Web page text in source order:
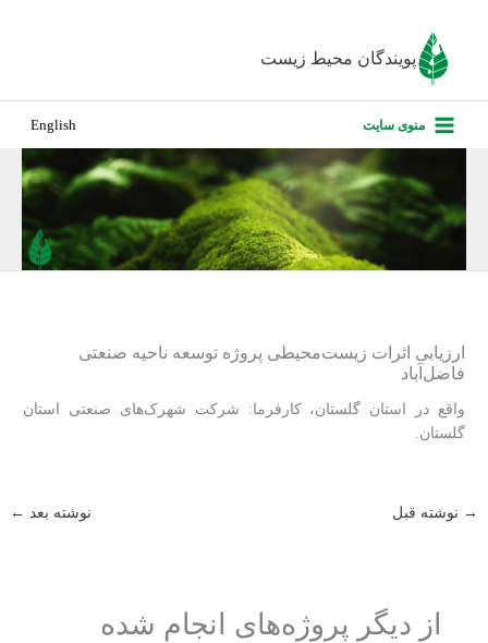
پویندگان محیط زیست
منوی سایت English
ارزیابی اثرات زیست‌محیطی پروژه توسعه ناحیه صنعتی
فاضل‌آباد
واقع در استان گلستان، کارفرما: شرکت شهرک‌های صنعتی استان
گلستان.
→ نوشته قبل نوشته بعد ←
از دیگر پروژه‌های انجام شده
درباره ما
پروژه‌های
تماس با ما